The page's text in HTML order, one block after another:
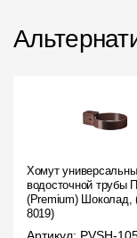
Хомут
водосточной трубы
(Premium) Шоколад,
8019)